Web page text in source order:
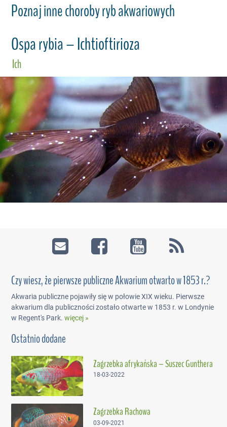
Poznaj inne choroby ryb akwariowych
Ospa rybia – Ichtioftirioza
Ich
Czy wiesz, że pierwsze publiczne Akwarium otwarto w 1853 r.?
Akwaria publiczne pojawiły się w połowie XIX wieku. Pierwsze
akwarium dla publiczności zostało otwarte w 1853 r. w Londynie
w Regent's Park.więcej »
Ostatnio dodane
Zagrzebka afrykańska – Suszec Gunthera
18-03-2022
Zagrzebka Rachowa
03-09-2021